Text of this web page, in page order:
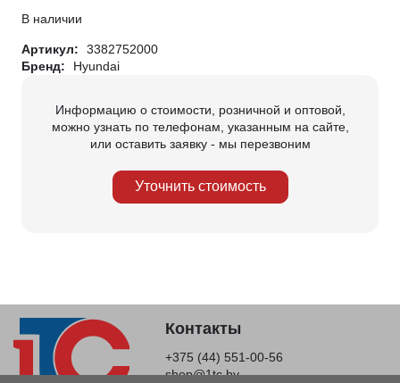
В наличии
Артикул:
3382752000
Бренд:
Hyundai
Информацию о стоимости, розничной и оптовой,
можно узнать по телефонам, указанным на сайте,
или оставить заявку - мы перезвоним
Уточнить стоимость
Контакты
+375 (44) 551-00-56
shop@1tc.by